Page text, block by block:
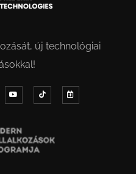
új technológiai